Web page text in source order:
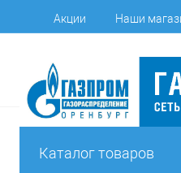
Акции Наши
Каталог товаров